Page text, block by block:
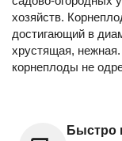
хозяйств.
достигающий в
хрустящая,
корнеплоды не
Быстро